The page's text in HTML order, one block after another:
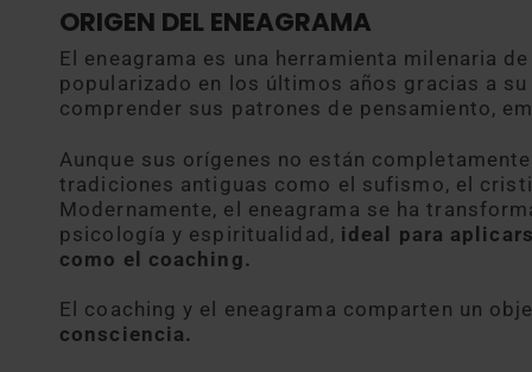
ORIGEN DEL ENEAGRAMA
El eneagrama es una herramienta milenaria
popularizado en los últimos años gracias a
comprender sus patrones de pensamiento,
Aunque sus orígenes no están
tradiciones antiguas como el sufismo, el
Modernamente, el eneagrama se ha
psicología y espiritualidad, ideal para
como el coaching.
El coaching y el eneagrama comparten un
consciencia.